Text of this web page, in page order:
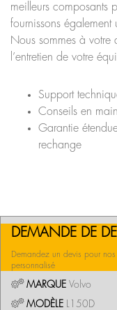
meilleurs composants
fournissons également
Nous sommes à votre
l’entretien de votre
Support
Conseils en
Garantie
rechange
DEMANDE DE
Demandez un devis pour
personnalisé
MARQUE Volvo
MODÈLE L150D